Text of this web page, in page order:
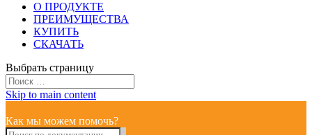
О ПРОДУКТЕ
ПРЕИМУЩЕСТВА
КУПИТЬ
СКАЧАТЬ
Выбрать страницу
Skip to main content
Как мы можем помочь?